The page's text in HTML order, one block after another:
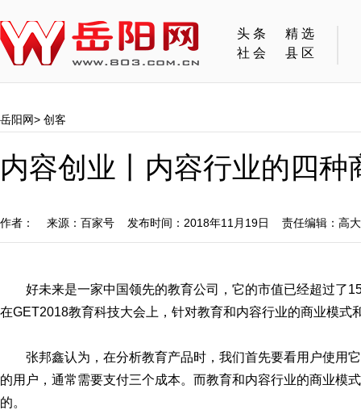
头条
精选
社会
县区
岳阳网> 创客
内容创业丨内容行业的四种
作者： 来源：百家号 发布时间：2018年11月19日 责任编辑：高
好未来是一家中国领先的教育公司，它的市值已经超过了
在GET2018教育科技大会上，针对教育和内容行业的商业模式
张邦鑫认为，在分析教育产品时，我们首先要看用户使用
的用户，通常需要支付三个成本。而教育和内容行业的商业模
的。